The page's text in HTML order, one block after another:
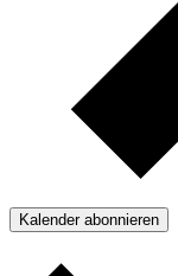
Kalender abonnieren